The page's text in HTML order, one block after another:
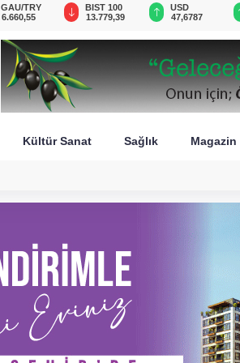
BIST 100
13.779,39
USD
47,6787
EUR
55,1254
Kültür Sanat Sağlık Magazin